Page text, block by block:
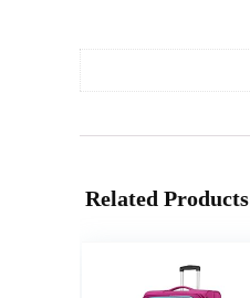
Related Products